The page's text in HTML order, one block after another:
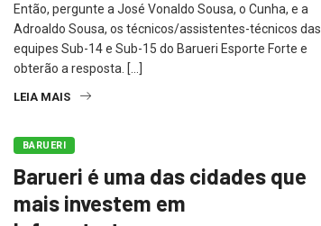
Então, pergunte a José Vonaldo Sousa, o Cunha, e a
Adroaldo Sousa, os técnicos/assistentes-técnicos das
equipes Sub-14 e Sub-15 do Barueri Esporte Forte e
obterão a resposta. […]
LEIA MAIS
BARUERI
Barueri é uma das cidades que
mais investem em